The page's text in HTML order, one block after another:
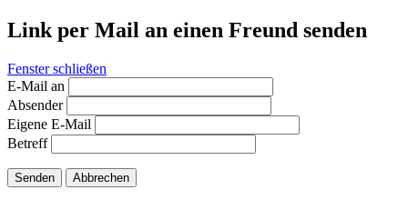
Link per Mail an einen Freund senden
Fenster schließen
E-Mail an
Absender
Eigene E-Mail
Betreff
Senden Abbrechen